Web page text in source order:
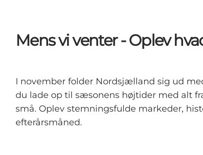
Det Sker
Overnatning
Planlæg ferien
Mens vi venter - Oplev
I november folder Nordsjælland sig ud
du lade op til sæsonens højtider med alt
små. Oplev stemningsfulde markeder,
efterårsmåned.